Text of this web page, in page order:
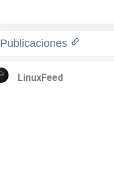
Publicaciones